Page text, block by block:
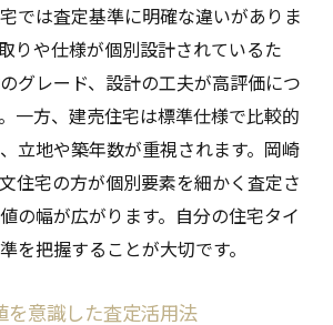
では査定基準に明確な違いがありま
りや仕様が個別設計されているた
グレード、設計の工夫が高評価につ
一方、建売住宅は標準仕様で比較的
立地や築年数が重視されます。岡崎
住宅の方が個別要素を細かく査定さ
の幅が広がります。自分の住宅タイ
を把握することが大切です。
を意識した査定活用法